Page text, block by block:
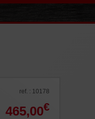
ref. : 10178
465,00€